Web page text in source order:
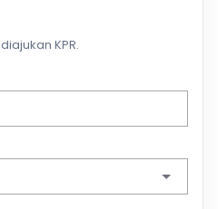
KPR.